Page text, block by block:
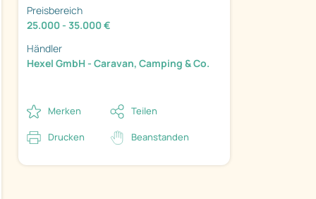
Preisbereich
25.000 - 35.000 €
Händler
Hexel GmbH - Caravan, Camping & Co.
Merken Teilen
Drucken Beanstanden